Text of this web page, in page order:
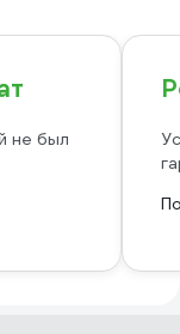
не был